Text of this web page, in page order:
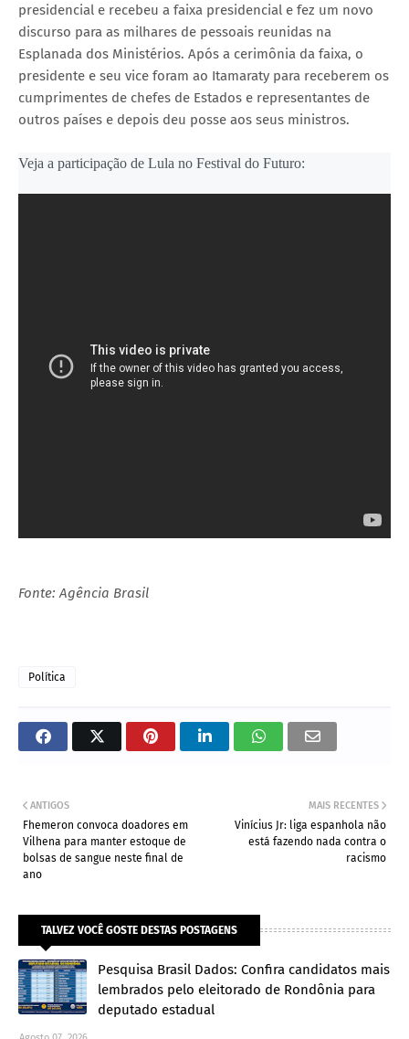
presidencial e recebeu a faixa presidencial e fez um novo
discurso para as milhares de pessoais reunidas na
Esplanada dos Ministérios. Após a cerimônia da faixa, o
presidente e seu vice foram ao Itamaraty para receberem os
cumprimentes de chefes de Estados e representantes de
outros países e depois deu posse aos seus ministros.
Veja a participação de Lula no Festival do Futuro:
Fonte: Agência Brasil
Política
MAIS RECENTES
Vinícius Jr: liga espanhola não
está fazendo nada contra o
racismo
ANTIGOS
Fhemeron convoca doadores em
Vilhena para manter estoque de
bolsas de sangue neste final de
ano
TALVEZ VOCÊ GOSTE DESTAS POSTAGENS
Pesquisa Brasil Dados: Confira candidatos mais
lembrados pelo eleitorado de Rondônia para
deputado estadual